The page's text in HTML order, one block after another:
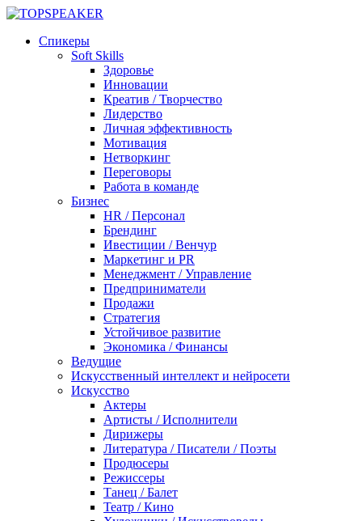
Спикеры
Soft Skills
Здоровье
Инновации
Креатив / Творчество
Лидерство
Личная эффективность
Мотивация
Нетворкинг
Переговоры
Работа в команде
Бизнес
HR / Персонал
Брендинг
Ивестиции / Венчур
Маркетинг и PR
Менеджмент / Управление
Предприниматели
Продажи
Стратегия
Устойчивое развитие
Экономика / Финансы
Ведущие
Искусственный интеллект и нейросети
Искусство
Актеры
Артисты / Исполнители
Дирижеры
Литература / Писатели / Поэты
Продюсеры
Режиссеры
Танец / Балет
Театр / Кино